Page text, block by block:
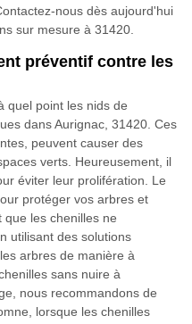
nous dès aujourd'hui
sur mesure à 31420.
préventif contre les
quel point les nids de
dans Aurignac, 31420. Ces
peuvent causer des
verts. Heureusement, il
éviter leur prolifération. Le
protéger vos arbres et
les chenilles ne
utilisant des solutions
arbres de manière à
sans nuire à
nous recommandons de
lorsque les chenilles